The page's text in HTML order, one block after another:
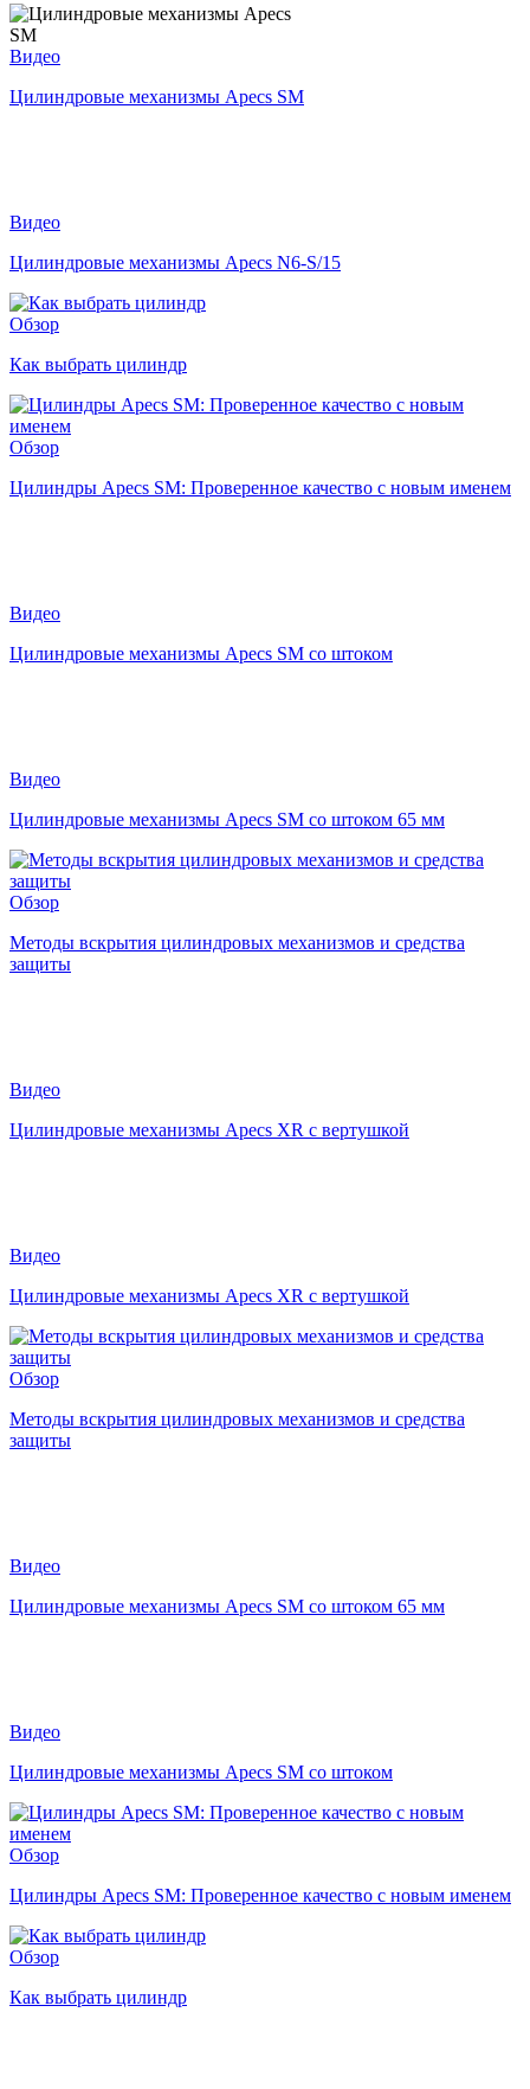
Видео
Цилиндровые механизмы Apecs SM
Видео
Цилиндровые механизмы Apecs N6-S/15
Обзор
Как выбрать цилиндр
Обзор
Цилиндры Apecs SM: Проверенное качество с новым именем
Видео
Цилиндровые механизмы Apecs SM со штоком
Видео
Цилиндровые механизмы Apecs SM со штоком 65 мм
Обзор
Методы вскрытия цилиндровых механизмов и средства
защиты
Видео
Цилиндровые механизмы Apecs XR с вертушкой
Видео
Цилиндровые механизмы Apecs XR с вертушкой
Обзор
Методы вскрытия цилиндровых механизмов и средства
защиты
Видео
Цилиндровые механизмы Apecs SM со штоком 65 мм
Видео
Цилиндровые механизмы Apecs SM со штоком
Обзор
Цилиндры Apecs SM: Проверенное качество с новым именем
Обзор
Как выбрать цилиндр